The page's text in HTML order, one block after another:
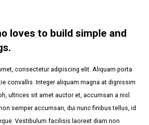
loves to build simple and
consectetur adipiscing elit. Aliquam porta
convallis. Integer aliquam magna at dignissim
ultrices sit amet auctor et, accumsan a nisl.
semper accumsan, dui nunc finibus tellus, id
Vestibulum facilisis laoreet diam non